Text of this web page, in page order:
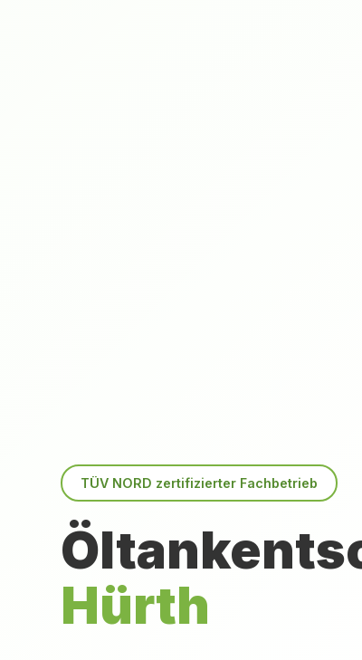
TÜV NORD zertifizierter Fachbetrieb
Hürth